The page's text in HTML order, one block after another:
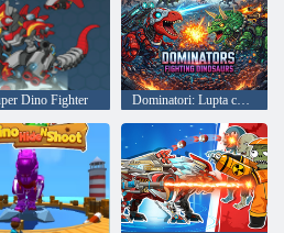
Dino Fighter Dominatori: Lupta cu Dinozaurii